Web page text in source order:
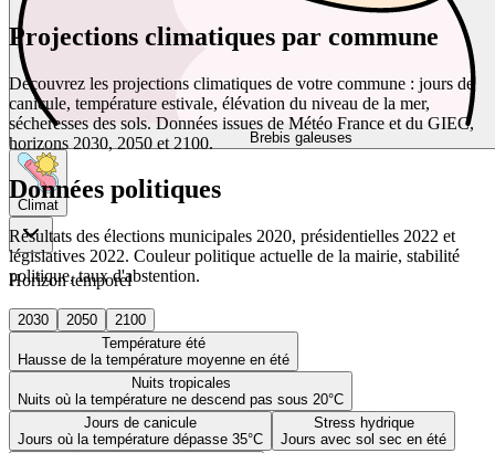
Brebis galeuses
Climat
Horizon temporel
2030 2050
2100
Température été
Hausse de la température moyenne en été
Nuits tropicales
Nuits où la température ne descend pas sous 20°C
Jours de canicule
Jours où la température dépasse 35°C
Stress hydrique
Jours avec sol sec en été
Projections climatiques par commune
Découvrez les projections climatiques de votre commune : jours de
canicule, température estivale, élévation du niveau de la mer,
sécheresses des sols. Données issues de Météo France et du GIEC,
horizons 2030, 2050 et 2100.
Données politiques
Résultats des élections municipales 2020, présidentielles 2022 et
législatives 2022. Couleur politique actuelle de la mairie, stabilité
politique, taux d'abstention.